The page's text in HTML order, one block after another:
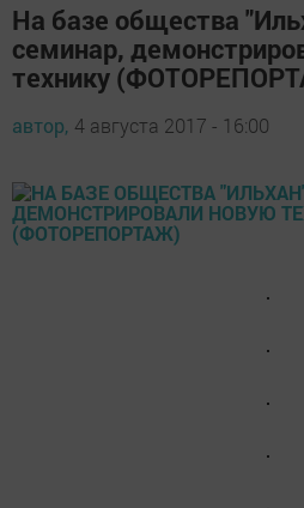
На базе общества
семинар,
технику
автор, 4 августа 2017 - 16:00